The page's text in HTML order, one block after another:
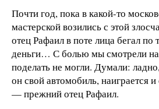
Почти год, пока в какой-то
мастерской возились с этой
отец Рафаил в поте лица бегал по
деньги… С болью мы смотрели на
поделать не могли. Думали:
он свой автомобиль, наиграется
— прежний отец Рафаил.